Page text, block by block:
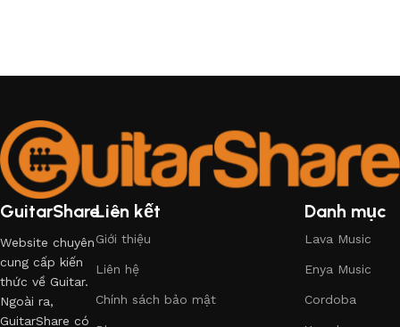
GuitarShare
Website chuyên
cung cấp kiến
thức về Guitar.
Ngoài ra,
GuitarShare có
Liên kết
Giới thiệu
Liên hệ
Chính sách bảo mật
Danh mục
Lava Music
Enya Music
Cordoba